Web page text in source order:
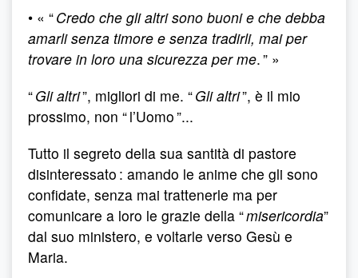
• « “Credo che gli altri sono buoni e che debba
amarli senza timore e senza tradirli, mai per
trovare in loro una sicurezza per me. ” »
“Gli altri”, migliori di me. “Gli altri”, è il mio
prossimo, non “ l’Uomo ”...
Tutto il segreto della sua santità di pastore
disinteressato : amando le anime che gli sono
confidate, senza mai trattenerle ma per
comunicare a loro le grazie della “misericordia”
dal suo ministero, e voltarle verso Gesù e
Maria.